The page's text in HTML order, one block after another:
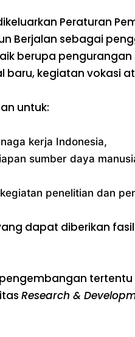
Peraturan
Berjalan sebagai
berupa
kegiatan vokasi
untuk:
kerja Indonesia,
sumber daya
penelitian dan
dapat diberikan
tertentu
Research &